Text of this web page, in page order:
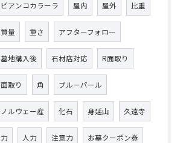
ビアンコカラーラ 屋内 屋外 比重
質量 重さ アフターフォロー
墓地購入後 石材店対応 R面取り
面取り 角 ブルーパール
ノルウェー産 化石 身延山 久遠寺
力 人力 注意力 お墓クーポン券